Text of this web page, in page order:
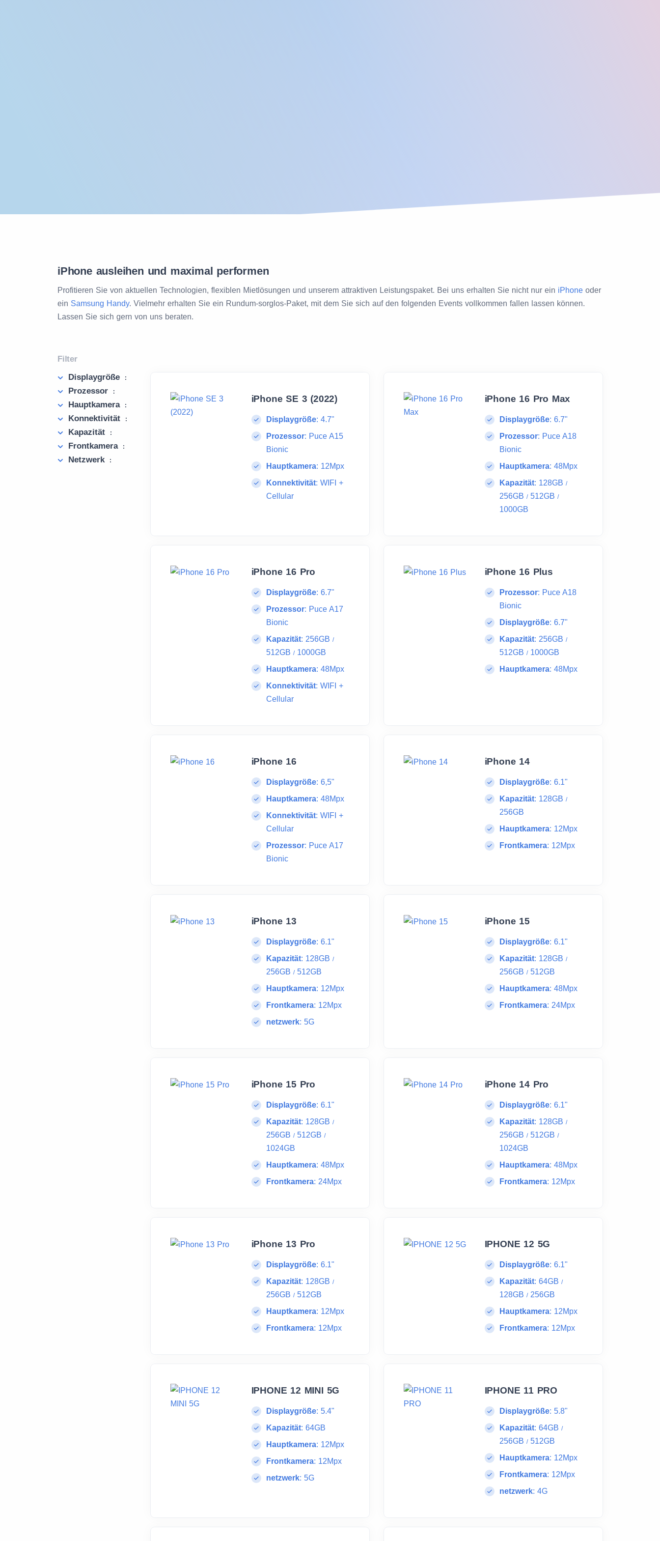
iPhone ausleihen und maximal performen
Profitieren Sie von aktuellen Technologien, flexiblen Mietlösungen und unserem attraktiven Leistungspaket. Bei uns erhalten Sie nicht nur ein iPhone oder
ein Samsung Handy. Vielmehr erhalten Sie ein Rundum-sorglos-Paket, mit dem Sie sich auf den folgenden Events vollkommen fallen lassen können.
Lassen Sie sich gern von uns beraten.
iPhone SE 3 (2022)
Displaygröße: 4.7"
Prozessor: Puce A15
Bionic
Hauptkamera: 12Mpx
Konnektivität: WIFI +
Cellular
iPhone 16 Pro Max
Displaygröße: 6.7"
Prozessor: Puce A18
Bionic
Hauptkamera: 48Mpx
Kapazität: 128GB /
256GB /512GB /
1000GB
iPhone 16 Pro
Displaygröße: 6.7"
Prozessor: Puce A17
Bionic
Kapazität: 256GB /
512GB /1000GB
Hauptkamera: 48Mpx
Konnektivität: WIFI +
Cellular
iPhone 16 Plus
Prozessor: Puce A18
Bionic
Displaygröße: 6.7"
Kapazität: 256GB /
512GB /1000GB
Hauptkamera: 48Mpx
iPhone 16
Displaygröße: 6,5"
Hauptkamera: 48Mpx
Konnektivität: WIFI +
Cellular
Prozessor: Puce A17
Bionic
iPhone 14
Displaygröße: 6.1"
Kapazität: 128GB /
256GB
Hauptkamera: 12Mpx
Frontkamera: 12Mpx
iPhone 13
Displaygröße: 6.1"
Kapazität: 128GB /
256GB /512GB
Hauptkamera: 12Mpx
Frontkamera: 12Mpx
netzwerk: 5G
iPhone 15
Displaygröße: 6.1"
Kapazität: 128GB /
256GB /512GB
Hauptkamera: 48Mpx
Frontkamera: 24Mpx
iPhone 15 Pro
Displaygröße: 6.1"
Kapazität: 128GB /
256GB /512GB /
1024GB
Hauptkamera: 48Mpx
Frontkamera: 24Mpx
iPhone 14 Pro
Displaygröße: 6.1"
Kapazität: 128GB /
256GB /512GB /
1024GB
Hauptkamera: 48Mpx
Frontkamera: 12Mpx
iPhone 13 Pro
Displaygröße: 6.1"
Kapazität: 128GB /
256GB /512GB
Hauptkamera: 12Mpx
Frontkamera: 12Mpx
IPHONE 12 5G
Displaygröße: 6.1"
Kapazität: 64GB /
128GB /256GB
Hauptkamera: 12Mpx
Frontkamera: 12Mpx
IPHONE 12 MINI 5G
Displaygröße: 5.4"
Kapazität: 64GB
Hauptkamera: 12Mpx
Frontkamera: 12Mpx
netzwerk: 5G
IPHONE 11 PRO
Displaygröße: 5.8"
Kapazität: 64GB /
256GB /512GB
Hauptkamera: 12Mpx
Frontkamera: 12Mpx
netzwerk: 4G
Filter
Displaygröße
:
Prozessor :
Hauptkamera :
Konnektivität :
Kapazität :
Frontkamera :
Netzwerk :